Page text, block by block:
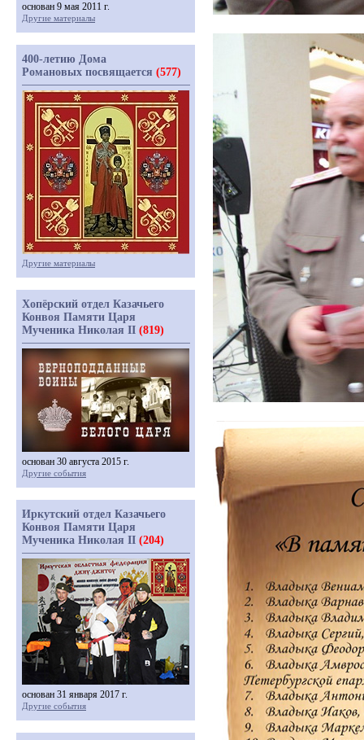
основан 9 мая 2011 г.
Другие материалы
400-летию Дома
Романовых посвящается (577)
Другие материалы
Хопёрский отдел Казачьего
Конвоя Памяти Царя
Мученика Николая II (819)
основан 30 августа 2015 г.
Другие события
Иркутский отдел Казачьего
Конвоя Памяти Царя
Мученика Николая II (204)
основан 31 января 2017 г.
Другие события